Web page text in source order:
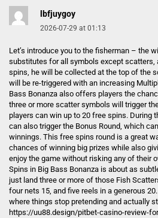
lbfjuygoy
2026-07-29 at 01:13
Let’s introduce you to the fisherman – the
substitutes for all symbols except scatters,
spins, he will be collected at the top of the
will be re-triggered with an increasing
Bass Bonanza also offers players the
three or more scatter symbols will trigger
players can win up to 20 free spins. During
can also trigger the Bonus Round, which
winnings. This free spins round is a great
chances of winning big prizes while also
enjoy the game without risking any of their
Spins in Big Bass Bonanza is about as
just land three or more of those Fish
four nets 15, and five reels in a generous
where things stop pretending and actually
https://uu88.design/pitbet-casino-review-